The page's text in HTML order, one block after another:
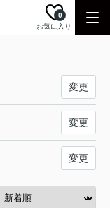
お気に入り
0
変更
変更
変更